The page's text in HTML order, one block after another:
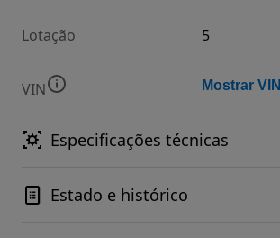
Lotação 5
VIN Mostrar VIN
Especificações técnicas
Estado e histórico